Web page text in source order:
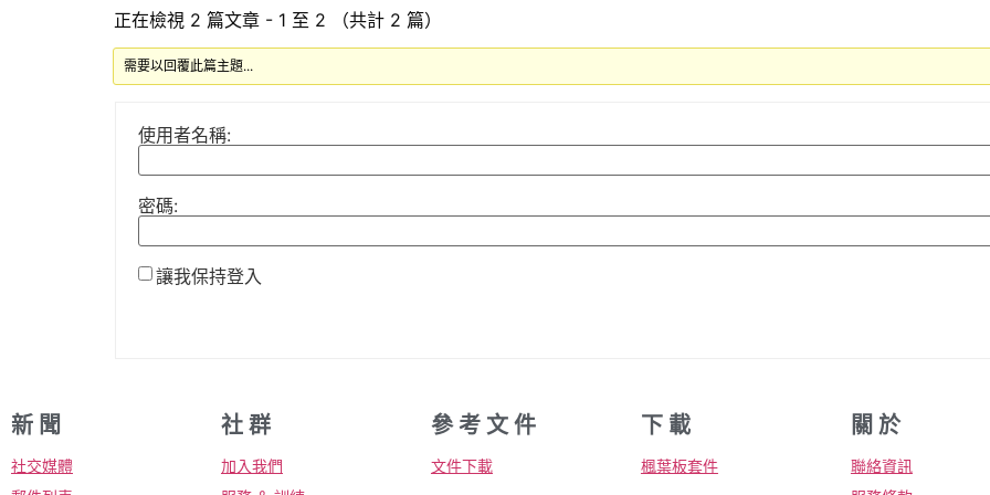
正在檢視 2 篇文章 - 1 至 2 （共計 2 篇）
需要以回覆此篇主題...
使用者名稱:
密碼:
讓我保持登入
新 聞
社交媒體
社 群
加入我們
參 考 文 件
文件下載
下 載
楓葉板套件
關 於
聯絡資訊